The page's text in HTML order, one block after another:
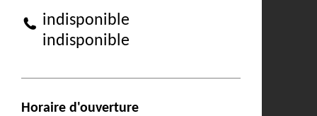
indisponible
indisponible
Horaire d'ouverture